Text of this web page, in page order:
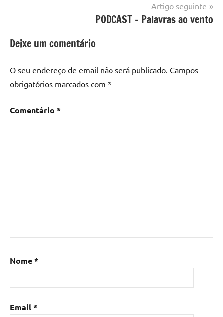
Artigo seguinte
PODCAST – Palavras ao vento
Deixe um comentário
O seu endereço de email não será publicado. Campos
obrigatórios marcados com *
Comentário *
Nome*
Email*